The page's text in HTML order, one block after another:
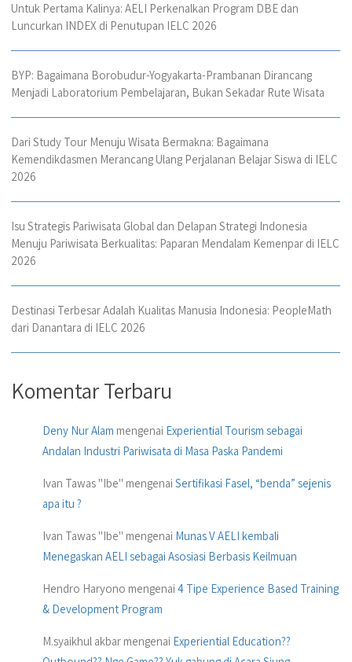
Untuk Pertama Kalinya: AELI Perkenalkan Program DBE dan
Luncurkan INDEX di Penutupan IELC 2026
BYP: Bagaimana Borobudur-Yogyakarta-Prambanan Dirancang
Menjadi Laboratorium Pembelajaran, Bukan Sekadar Rute Wisata
Dari Study Tour Menuju Wisata Bermakna: Bagaimana
Kemendikdasmen Merancang Ulang Perjalanan Belajar Siswa di IELC
2026
Isu Strategis Pariwisata Global dan Delapan Strategi Indonesia
Menuju Pariwisata Berkualitas: Paparan Mendalam Kemenpar di IELC
2026
Destinasi Terbesar Adalah Kualitas Manusia Indonesia: PeopleMath
dari Danantara di IELC 2026
Komentar Terbaru
Deny Nur Alam mengenai Experiential Tourism sebagai
Andalan Industri Pariwisata di Masa Paska Pandemi
Ivan Tawas "Ibe" mengenai Sertifikasi Fasel, “benda” sejenis
apa itu ?
Ivan Tawas "Ibe" mengenai Munas V AELI kembali
Menegaskan AELI sebagai Asosiasi Berbasis Keilmuan
Hendro Haryono mengenai 4 Tipe Experience Based Training
& Development Program
M.syaikhul akbar mengenai Experiential Education??